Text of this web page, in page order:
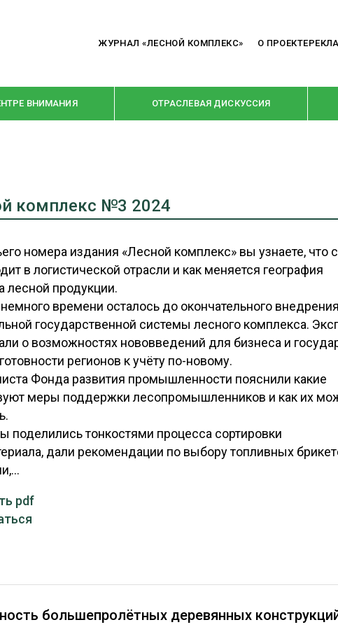
ЖУРНАЛ «ЛЕСНОЙ КОМПЛЕКС» О ПРОЕКТЕ
ВНИМАНИЯ ОТРАСЛЕВАЯ ДИСКУССИЯ
ДОМОСТРОЕНИЕ
ПРОИЗВОДСТВО
КРУПНЫМ ПЛАНОМ
ВЗГЛЯД ИЗНУТРИ
В ЦЕНТРЕ ВНИМАНИЯ
РЫНОК
ТЕХНОЛОГИИ
комплекс №3 2024
номера издания «Лесной комплекс» вы узнаете, что
в логистической отрасли и как меняется география
лесной продукции.
времени осталось до окончательного внедрения
государственной системы лесного комплекса.
о возможностях нововведений для бизнеса и
регионов к учёту по-новому.
Фонда развития промышленности пояснили какие
меры поддержки лесопромышленников и как их
поделились тонкостями процесса сортировки
дали рекомендации по выбору топливных
pdf
большепролётных деревянных